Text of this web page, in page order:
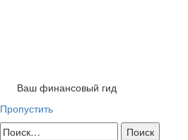
Ваш финансовый гид
Пропустить